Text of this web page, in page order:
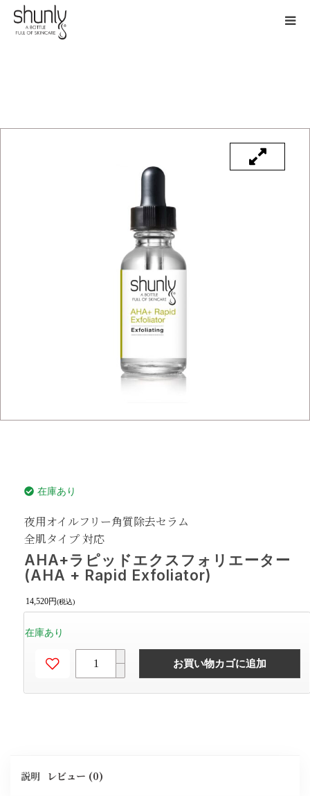
在庫あり
夜用オイルフリー角質除去セラム
全肌タイプ 対応
AHA+ラピッドエクスフォリエーター
(AHA + Rapid Exfoliator)
14,520円(税込)
在庫あり
お買い物カゴに追加
説明 レビュー (0)